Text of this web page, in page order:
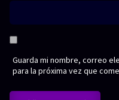
Guarda mi nombre, correo
para la próxima vez que